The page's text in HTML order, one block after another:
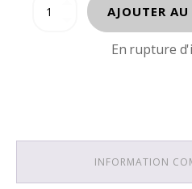
AJOUTER
En rupture
INFORMATION